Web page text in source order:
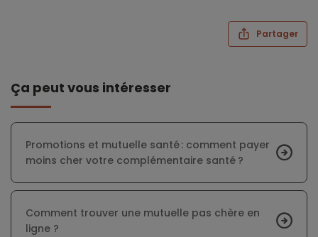
Partager
Ça peut vous intéresser
Promotions et mutuelle santé : comment payer
moins cher votre complémentaire santé ?
Comment trouver une mutuelle pas chère en
ligne ?